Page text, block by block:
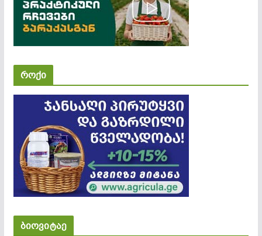
როქი
ბიოვიტაე